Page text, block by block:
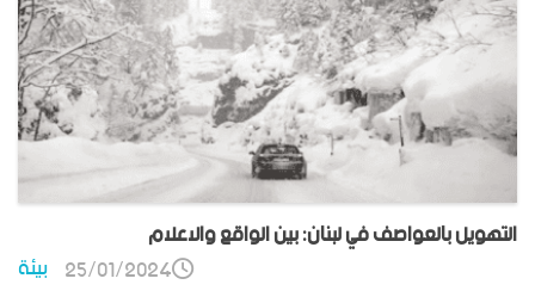
التهويل بالعواصف في لبنان: بين الواقع والاعلام
بيئة 25/01/2024